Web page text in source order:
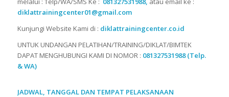
diklattrainingcenter01@gmail.com
Kunjungi Website Kami di : diklattrainingcenter.co.id
UNTUK UNDANGAN PELATIHAN/TRAINING/DIKLAT/BIMTEK
DAPAT MENGHUBUNGI KAMI DI NOMOR : 081327531988 (Telp.
& WA)
JADWAL, TANGGAL DAN TEMPAT PELAKSANAAN